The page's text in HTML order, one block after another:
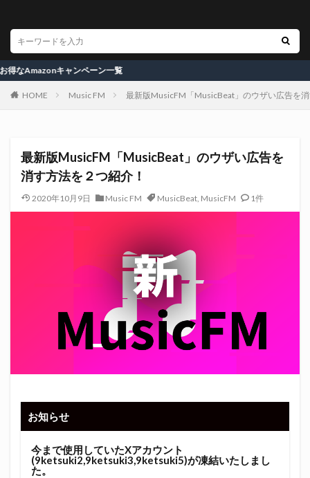
キャンペーン一覧
HOME Music FM 最新版MusicFM「MusicBeat」のウザい広告を
最新版MusicFM「MusicBeat」のウザい広告を
消す方法を２つ紹介！
2020年10月9日 Music FM MusicBeat, MusicFM 1件
お知らせ
今まで使用していたXアカウント
(9ketsuki2,9ketsuki3,9ketsuki5)が凍結いたしまし
た。